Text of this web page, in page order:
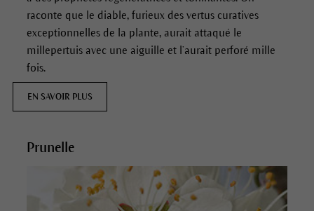
raconte que le diable, furieux des vertus curatives
exceptionnelles de la plante, aurait attaqué le
millepertuis avec une aiguille et l’aurait perforé mille
fois.
EN SAVOIR PLUS
Prunelle